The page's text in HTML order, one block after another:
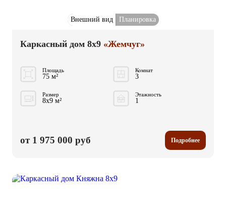
Внешний вид Планировка
Каркасный дом 8x9 «Жемчуг»
Площадь
75 м²
Комнат
3
Размер
8x9 м²
Этажность
1
от 1 975 000 руб Подробнее